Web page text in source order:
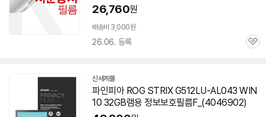
26,760원
배송비 3,000원
26.06. 등록
관
신세계몰
파인피아 ROG STRIX G512LU-AL043 WIN
10 32GB램용 정보보호필름F_(4046902)